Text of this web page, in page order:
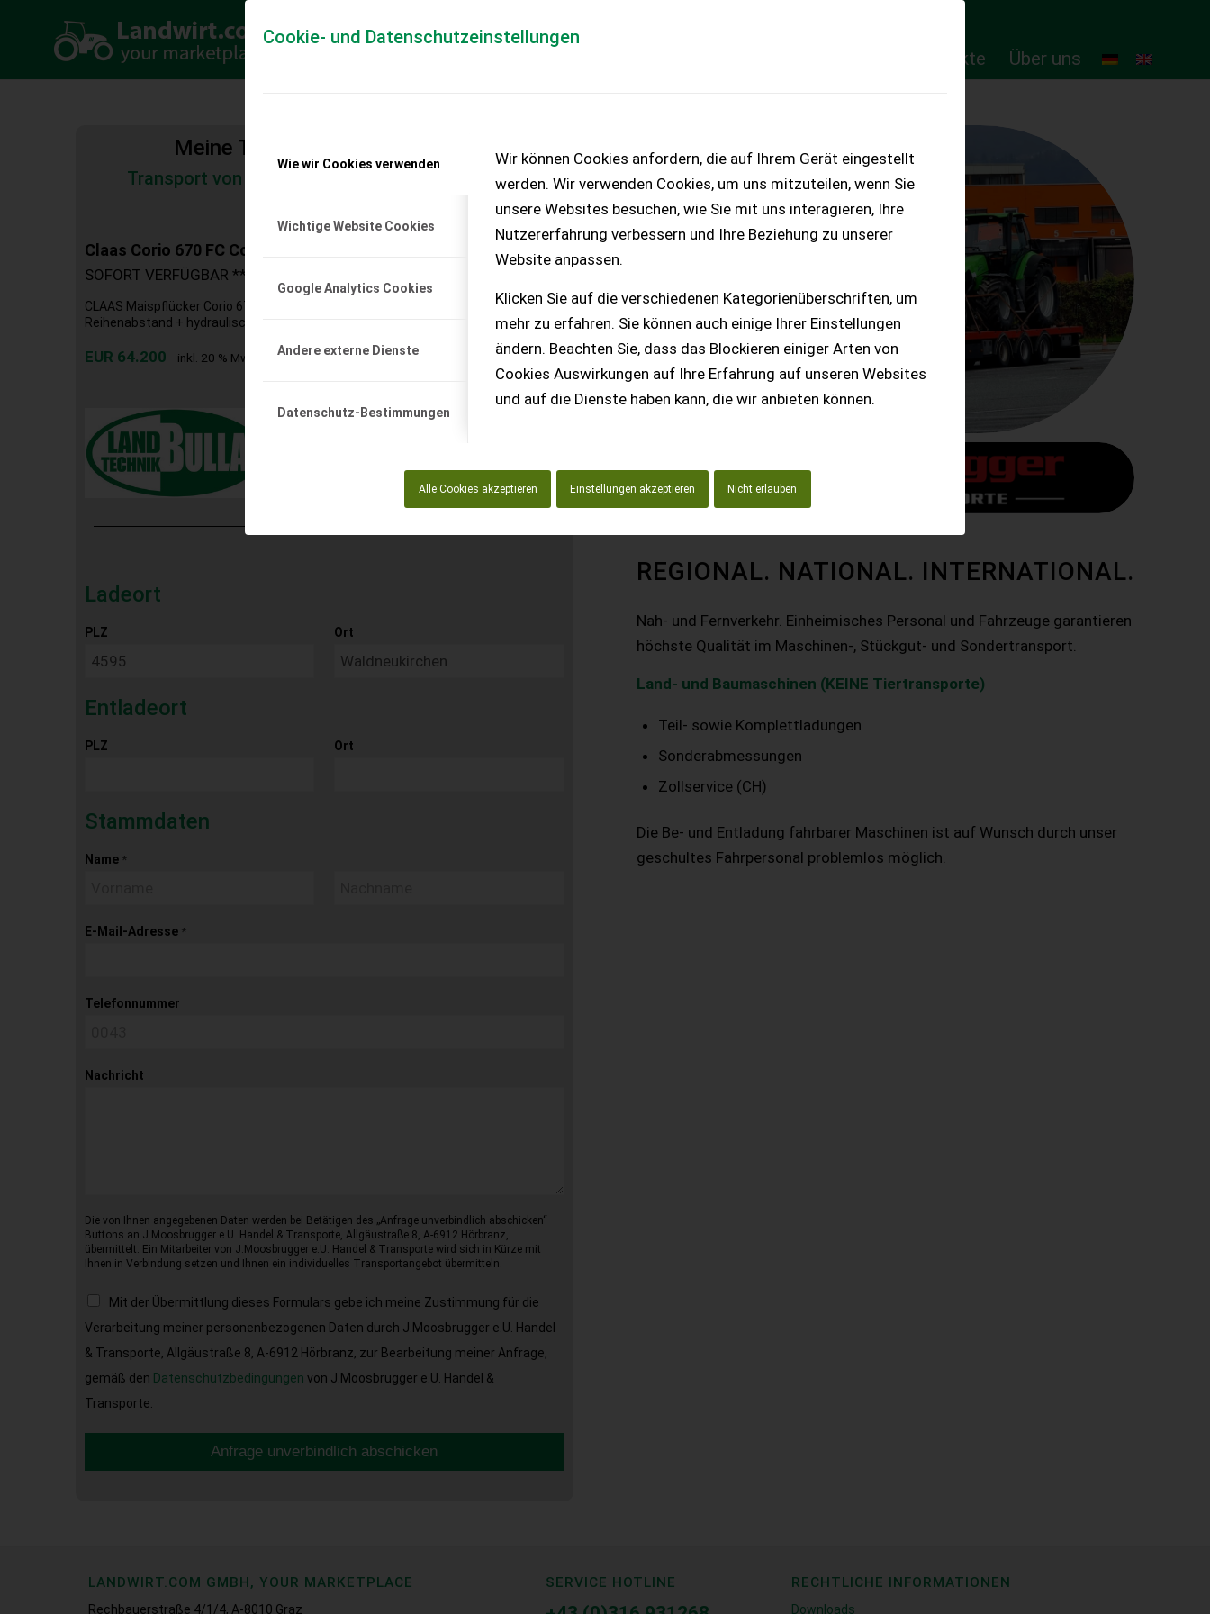
Cookie- und Datenschutzeinstellungen
Wie wir Cookies verwenden
Wichtige Website Cookies
Google Analytics Cookies
Andere externe Dienste
Datenschutz-Bestimmungen
Wir können Cookies anfordern, die auf Ihrem Gerät eingestellt
werden. Wir verwenden Cookies, um uns mitzuteilen, wenn Sie
unsere Websites besuchen, wie Sie mit uns interagieren, Ihre
Nutzererfahrung verbessern und Ihre Beziehung zu unserer
Website anpassen.
Klicken Sie auf die verschiedenen Kategorienüberschriften, um
mehr zu erfahren. Sie können auch einige Ihrer Einstellungen
ändern. Beachten Sie, dass das Blockieren einiger Arten von
Cookies Auswirkungen auf Ihre Erfahrung auf unseren Websites
und auf die Dienste haben kann, die wir anbieten können.
Alle Cookies akzeptieren Einstellungen akzeptieren Nicht erlauben
Online-Produkte Über uns
Meine Transportkostenanfrage
Transport von Land- und Baumaschinen – KEINE
Claas Corio 670 FC Conspeed
SOFORT VERFÜGBAR **Lieferung möglich**
CLAAS Maispflücker Corio 670 FC Conspeed + Neumaschine + 6 Reihen mit 70cm
Reihenabstand + hydraulisch klappbar + Hybridwalzen + Stoppelknicker + G...
EUR 64.200 inkl. 20 % MwSt.
Ladeort
PLZ Ort
Entladeort
PLZ Ort
Stammdaten
Name *
E-Mail-Adresse *
Telefonnummer
Nachricht
Die von Ihnen angegebenen Daten werden bei Betätigen des „Anfrage unverbindlich abschicken“–
Buttons an J.Moosbrugger e.U. Handel & Transporte, Allgäustraße 8, A-6912 Hörbranz,
übermittelt. Ein Mitarbeiter von J.Moosbrugger e.U. Handel & Transporte wird sich in Kürze mit
Ihnen in Verbindung setzen und Ihnen ein individuelles Transportangebot übermitteln.
Mit der Übermittlung dieses Formulars gebe ich meine Zustimmung für die
Verarbeitung meiner personenbezogenen Daten durch J.Moosbrugger e.U. Handel
& Transporte, Allgäustraße 8, A-6912 Hörbranz, zur Bearbeitung meiner Anfrage,
gemäß den Datenschutzbedingungen von J.Moosbrugger e.U. Handel &
Transporte.
Anfrage unverbindlich abschicken
REGIONAL. NATIONAL. INTERNATIONAL.
Nah- und Fernverkehr. Einheimisches Personal und Fahrzeuge garantieren
höchste Qualität im Maschinen-, Stückgut- und Sondertransport.
Land- und Baumaschinen (KEINE Tiertransporte)
Teil- sowie Komplettladungen
Sonderabmessungen
Zollservice (CH)
Die Be- und Entladung fahrbarer Maschinen ist auf Wunsch durch unser
geschultes Fahrpersonal problemlos möglich.
LANDWIRT.COM GMBH, YOUR MARKETPLACE
Rechbauerstraße 4/1/4, A-8010 Graz
SERVICE HOTLINE RECHTLICHE INFORMATIONEN
Downloads